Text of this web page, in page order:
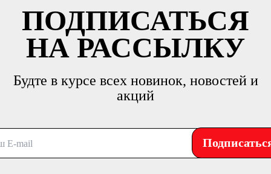
ПОДПИСАТЬСЯ
НА РАССЫЛКУ
Будте в курсе всех новинок, новостей и
акций